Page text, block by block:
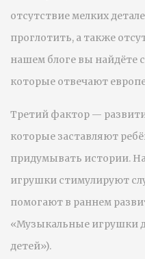
отсутствие мелких
проглотить, а также
нашем блоге вы найдёте
которые отвечают
Третий фактор —
которые заставляют
придумывать истории.
игрушки стимулируют
помогают в раннем
«Музыкальные игрушки
детей»).